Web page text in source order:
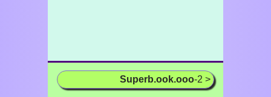
Superb.ook.ooo-2 >